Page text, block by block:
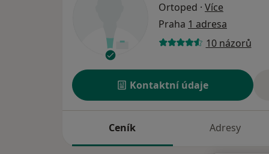
Ortoped · Více
Praha 1 adresa
10 názorů
Kontaktní údaje
Ceník Adresy